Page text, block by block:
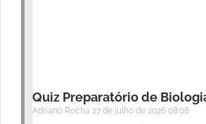
Quiz Preparatório de
Adriano Rocha 27 de julho de 2026 08:08